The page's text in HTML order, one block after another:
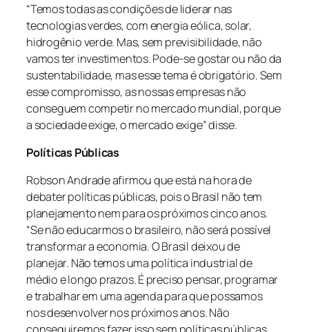
“Temos todas as condições de liderar nas
tecnologias verdes, com energia eólica, solar,
hidrogênio verde. Mas, sem previsibilidade, não
vamos ter investimentos. Pode-se gostar ou não da
sustentabilidade, mas esse tema é obrigatório. Sem
esse compromisso, as nossas empresas não
conseguem competir no mercado mundial, porque
a sociedade exige, o mercado exige” disse.
Políticas Públicas
Robson Andrade afirmou que está na hora de
debater políticas públicas, pois o Brasil não tem
planejamento nem para os próximos cinco anos.
“Se não educarmos o brasileiro, não será possível
transformar a economia. O Brasil deixou de
planejar. Não temos uma política industrial de
médio e longo prazos. É preciso pensar, programar
e trabalhar em uma agenda para que possamos
nos desenvolver nos próximos anos. Não